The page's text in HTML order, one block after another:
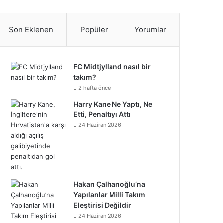
o
o
k
e
r
r
e
s
t
d
n
b
r
s
t
a
r
a
m
o
t
i
y
T
o
r
e
o
n
Son Eklenen Popüler Yorumlar
FC Midtjylland nasıl bir
takım?
2 hafta önce
Harry Kane Ne Yaptı, Ne
Etti, Penaltıyı Attı
24 Haziran 2026
Hakan Çalhanoğlu’na
Yapılanlar Milli Takım
Eleştirisi Değildir
24 Haziran 2026